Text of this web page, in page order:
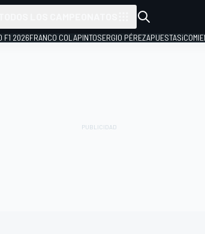
F1 2026FRANCO COLAPINTOSERGIO PÉREZAPUESTAS